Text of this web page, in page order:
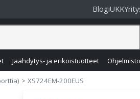
BlogiUKK
Jäähdytys- ja erikoistuotteet
XS724EM-200EUS